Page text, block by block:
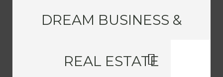
DREAM BUSINESS &
REAL ESTATE